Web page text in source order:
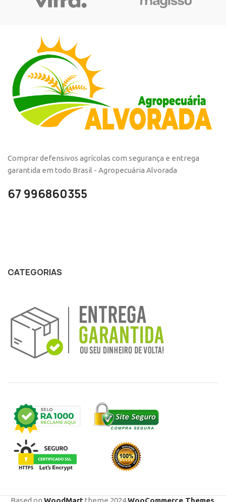
Comprar defensivos agrícolas com segurança e entrega
garantida em todo Brasil - Agropecuária Alvorada
67 996860355
CATEGORIAS
Based on WoodMart theme 2024WooCommerce Themes